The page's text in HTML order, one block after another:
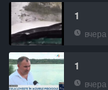
1
вчера
1
вчера